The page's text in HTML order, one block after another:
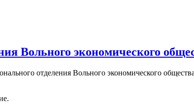
Вольного экономического
отделения Вольного экономического